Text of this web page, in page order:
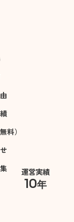
料）
運営実績
10年